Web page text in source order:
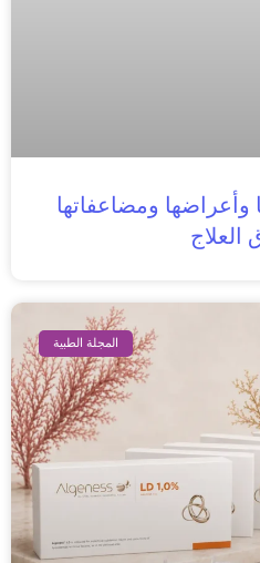
وأعراضها ومضاعفاتها
المجلة الطبية